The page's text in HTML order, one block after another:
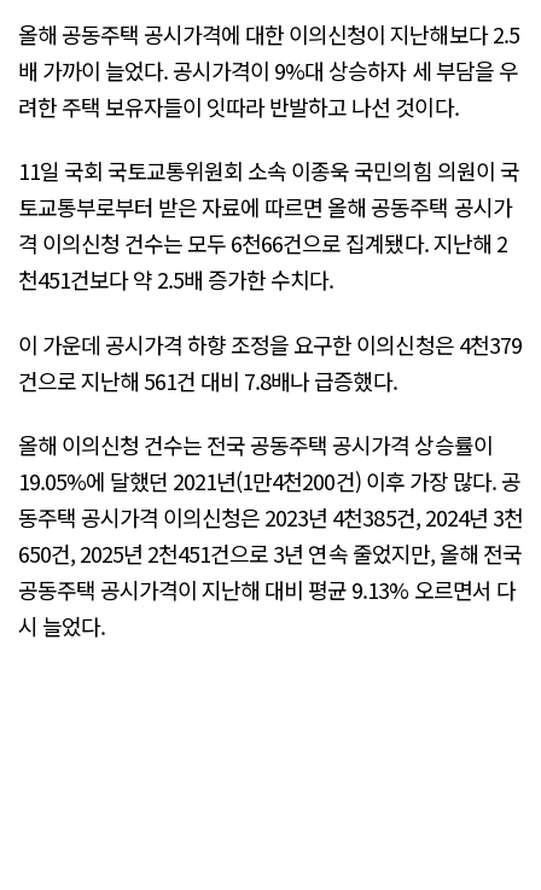
올해 공동주택 공시가격에 대한 이의신청이 지난해보다 2.5
배 가까이 늘었다. 공시가격이 9%대 상승하자 세 부담을 우
려한 주택 보유자들이 잇따라 반발하고 나선 것이다.
11일 국회 국토교통위원회 소속 이종욱 국민의힘 의원이 국
토교통부로부터 받은 자료에 따르면 올해 공동주택 공시가
격 이의신청 건수는 모두 6천66건으로 집계됐다. 지난해 2
천451건보다 약 2.5배 증가한 수치다.
이 가운데 공시가격 하향 조정을 요구한 이의신청은 4천379
건으로 지난해 561건 대비 7.8배나 급증했다.
올해 이의신청 건수는 전국 공동주택 공시가격 상승률이
19.05%에 달했던 2021년(1만4천200건) 이후 가장 많다. 공
동주택 공시가격 이의신청은 2023년 4천385건, 2024년 3천
650건, 2025년 2천451건으로 3년 연속 줄었지만, 올해 전국
공동주택 공시가격이 지난해 대비 평균 9.13% 오르면서 다
시 늘었다.